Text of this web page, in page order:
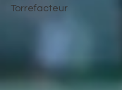
Torrefacteur